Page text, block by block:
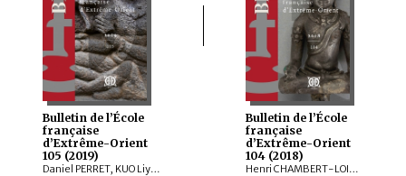
Bulletin de l’École
française
d’Extrême-Orient
105 (2019)
Daniel PERRET, KUO Liying, Andrew HARDY, Frédéric GIRARD, Jiří JÁKL, Pauline SEBILLAUD, LIU Xiaoxi, AGUSTIJANTO INDRAJAYA, Véronique DEGROOT, Franciscus VERELLEN, Nicolas CANE, INDUNG PANCA PUTRA, ARY SETYASTUTI, SUBAGYO PRAMUMIJOYO, AGNI SESARIA MOCHTAR, Patrick DALY, Edmund EDWARDS MCKINNON, R. Michael FEENER, TAI YEW SENG , ARDIANSYAH , Andrew PARNELL, NIZAMUDDIN , Nazli ISMAIL, Kerry SIEH, Jedrzej MAJEWSKI, Max DEEG, Elizabeth BERGER, HOU Kan, SUKAWATI SUSETYO, MOHD. SHERMAN BIN SAUFFI
Bulletin de l’École
française
d’Extrême-Orient
104 (2018)
Henri CHAMBERT-LOIR, Hubert DELAHAYE, Aude FAVEREAU, Thomas Oliver PRYCE, Brice VINCENT, Pierre BAPTISTE, Andrea ACRI, David BOURGARIT, Grégory KOURILSKY, Lynn ATE, Tin Tin WIN, Louis CHAMPION, Thu Thu WIN, Kalayar MYAT MYAT HTWE, Aye Aye MAR, Baptiste PRADIER, Anna WILLIS, Mathilde MECHLING, Michele STEPHEN, Alexis LYCAS, LEI Yang, William Lloyd GIBSON, CAST:ING